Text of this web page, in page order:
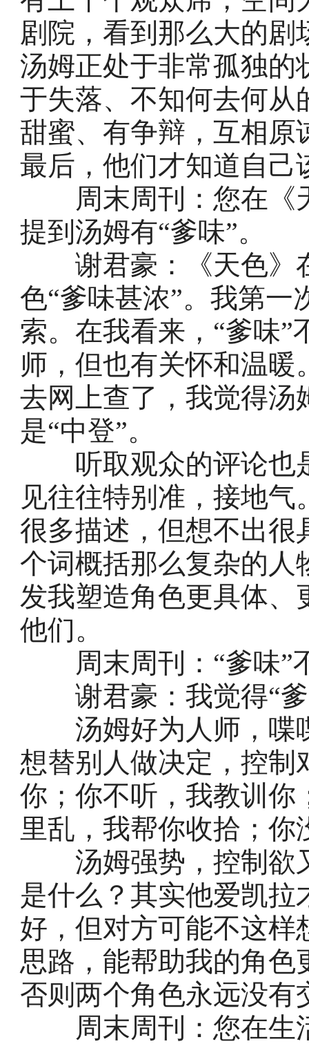
剧院，看到那么大的
汤姆正处于非常孤独的
于失落、不知何去何从
甜蜜、有争辩，互相原
最后，他们才知道自己
周末周刊：您在《
提到汤姆有“爹味”。
谢君豪：《天色》
色“爹味甚浓”。我第
索。在我看来，“爹味
师，但也有关怀和温暖
去网上查了，我觉得汤
是“中登”。
听取观众的评论也
见往往特别准，接地
很多描述，但想不出很
个词概括那么复杂的人
发我塑造角色更具体、
他们。
周末周刊：“爹味”
谢君豪：我觉得“爹
汤姆好为人师，喋
想替别人做决定，控
你；你不听，我教训你
里乱，我帮你收拾；
汤姆强势，控制欲
是什么？其实他爱凯
好，但对方可能不这样
思路，能帮助我的角色
否则两个角色永远没有
周末周刊：您在生